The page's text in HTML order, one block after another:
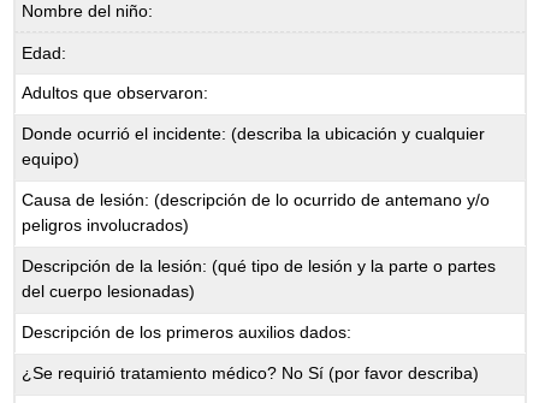
Incidentes/Lesiones
Nombre del niño:
Edad:
Adultos que observaron:
Donde ocurrió el incidente: (describa la ubicación y cualquier
equipo)
Causa de lesión: (descripción de lo ocurrido de antemano y/o
peligros involucrados)
Descripción de la lesión: (qué tipo de lesión y la parte o partes
del cuerpo lesionadas)
Descripción de los primeros auxilios dados:
¿Se requirió tratamiento médico? No Sí (por favor describa)